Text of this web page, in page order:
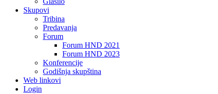
Skupovi
Tribina
Predavanja
Forum
Forum HND 2021
Forum HND 2023
Konferencije
Godišnja skupština
Web linkovi
Login